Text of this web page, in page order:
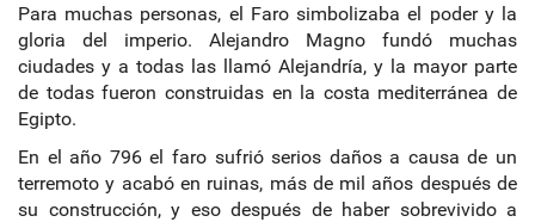
Para muchas personas, el Faro simbolizaba el poder y la
gloria del imperio. Alejandro Magno fundó muchas
ciudades y a todas las llamó Alejandría, y la mayor parte
de todas fueron construidas en la costa mediterránea de
Egipto.
En el año 796 el faro sufrió serios daños a causa de un
terremoto y acabó en ruinas, más de mil años después de
su construcción, y eso después de haber sobrevivido a